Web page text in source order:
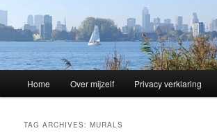
Skip
Skip
Home Over mijzelf Privacy verklaring
TAG ARCHIVES:MURALS